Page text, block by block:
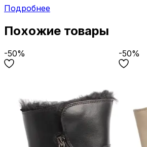
Подробнее
Похожие товары
-50% -50%